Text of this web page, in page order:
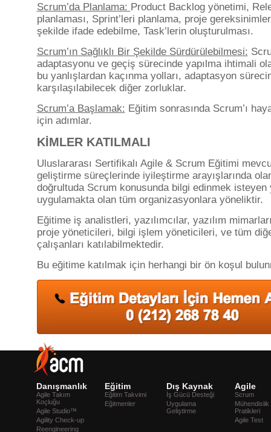
Scrum’da Planlama: Product Backlog yönetimi,
planlaması, Sprint’leri planlama, proje
şekilde ifade edebilme, Task’lerin oluşturulması.
Scrum’ın Sağlıklı Bir Şekilde Sürdürülebilmesi:
adaptasyonu ve geçiş sürecinde yapılma ihtimali
bu yanlışlardan kaçınma yolları, adaptasyon
karşılaşılabilecek diğer zorluklar.
Scrum’a Başlamak: Eğitim sonrasında Scrum’ı
için adımlar.
KİMLER KATILMALI
Uluslararası Sertifikalı Agile & Scrum Eğitimi
geliştirme süreçlerinde iyileştirme arayışlarında
doğrultuda Scrum konusunda bilgi edinmek isteyen
uygulamakta olan tüm organizasyonlara yöneliktir.
Eğitime iş analistleri, yazılımcılar, yazılım
proje yöneticileri, bilgi işlem yöneticileri, ve tüm
çalışanları katılabilmektedir.
Bu eğitime katılmak için herhangi bir ön koşul
Danışmanlık
Agile Takım
Koçluğu
Agile Studio™
Agility Check-up
Reengineering
Eğitim
Eğitim Takvimi
Eğitmenler
Dış Kaynak
İş Gücü Desteği
Uygulama
Geliştirme
Agile
Scrum
Mühendislik
Pratikleri
Agile Test